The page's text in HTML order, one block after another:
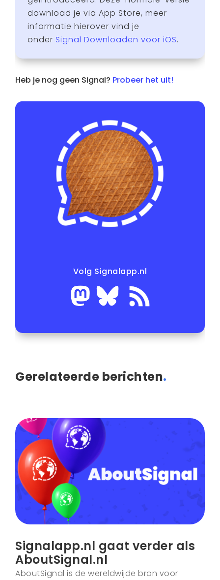
download je via App Store, meer
informatie hierover vind je
onder Signal Downloaden voor iOS.
Heb je nog geen Signal? Probeer het uit!
Volg Signalapp.nl
Gerelateerde berichten.
Signalapp.nl gaat verder als
AboutSignal.nl
AboutSignal is de wereldwijde bron voor